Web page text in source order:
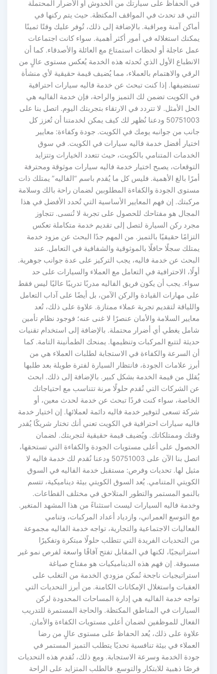
في الحفاظ على سيارتك من الخدوش أو الأضرار المحتملة
التي قد تحدث في المواقف المكتظة. حيث يتم ركنها في
أماكن آمنة ومراقبة. بالإضافة إلى ذلك، تُوفر عليك وقتًا ثمينًا
يمكنك استغلاله في أمور أكثر أهمية. سواء كانت اجتماعات
عمل عاجلة أو لحظات استمتاع مع العائلة والأصدقاء. كما أن
الانطباع الأول الذي تُحدثه هذه الخدمة يُعكس مستوى عالٍ من
الرقي والاهتمام بالعملاء، مما يُضيف قيمة حقيقية لأي منشأة
تستضيفها. إذا كنت تبحث عن خدمة فاليه سيارات احترافية
في الكويت تضمن لك التميز والراحة، فإن خدمة الفاليه هي
الحل الأمثل. لا تتردد في الارتقاء بتجربتك اليوم. اتصل بنا على
50751003 ودعنا نُظهر لك كيف يمكن لخدمتنا أن تُعزز كل
جانب من جوانبه يومك في الكويت. جودة وكفاءة: معايير
اختيار أفضل خدمة فاليه سيارات في الكويت. في سوق
الخدمات المتنامي بالكويت، حيث تتعدد الخيارات وتتزايد
التوقعات، يصبح اختيار خدمة فاليه سيارات موثوقة ومحترفة
أمرًا بالغ الأهمية. فليس كل ما يُقدم باسم “الفاليه” يمتلك ذات
مستوى الجودة والكفاءة المطلوبين لضمان راحة بالك وسلامة
مركبتك. إن فهم المعايير الأساسية التي تُحدد الأفضل في هذا
المجال هو مفتاحك للحصول على تجربة لا تُنسى. تتجاوز
مجرد ركن السيارة لتصل إلى تقديم خدمة متكاملة تعكس
التزامًا حقيقيًا بالتميز. من المهم جدًا البحث عن مزود خدمة
يمتلك سجلًا حافلًا بالموثوقية والشفافية في التعامل. عند
البحث عن خدمة فاليه، يجب التركيز على عدة جوانب جوهرية.
أولًا، الاحترافية في التعامل مع العملاء والسيارات على حد
سواء. يجب أن يكون فريق الفاليه مدربًا تدريبًا عاليًا ليس فقط
على مهارات القيادة والركن الآمن، بل أيضًا على آداب التعامل
واللياقة لتقديم تجربة عملاء ممتازة. علاوة على ذلك، تُعد
معايير السلامة والأمان عنصرًا لا غنى عنه؛ فوجود نظام تأمين
شامل يغطي أي أضرار محتملة. بالإضافة إلى استخدام تقنيات
حديثة لتتبع المركبات وتنظيمها. يمنحك الطمأنينة التامة. كما
أن السرعة والكفاءة في الاستجابة لطلبات العملاء هي من
أبرز علامات الجودة، فانتظار السيارة لفترة طويلة بعد طلبها
يُقلل من قيمة الخدمة بشكل كبير. بالإضافة إلى ذلك. ابحث
عن الشركات التي تُقدم حلولًا مرنة تتناسب مع احتياجاتك
الخاصة، سواء كنت فردًا تبحث عن خدمة لحدث معين، أو
شركة تسعى لتوفير خدمة فاليه دائمة لعملائها. إن اختيار خدمة
فاليه سيارات احترافية في الكويت تعني أنك تختار شريكًا يُقدر
وقتك وممتلكاتك. ويُضيف قيمة حقيقية لتجربتك. لضمان
الحصول على أعلى مستويات الجودة والكفاءة التي تستحقها،
اتصل بنا الآن على 50751003 ودعنا نُقدم لك خدمة فاليه لا
مثيل لها. تحديات وفرص: مستقبل خدمة الفاليه في السوق
الكويتي المتنامي. يُعد السوق الكويتي بيئة ديناميكية، تتسم
بالنمو المستمر والتطور المتلاحق في مختلف القطاعات.
وخدمة فاليه السيارات ليست استثناءً من هذا المشهد المتغير.
مع التوسع العمراني، وازدياد أعداد المركبات، وتنامي
الفعاليات الاجتماعية والتجارية، تواجه خدمة الفاليه مجموعة
من التحديات الفريدة التي تتطلب حلولًا مبتكرة وتفكيرًا
استراتيجيًا، لكنها في المقابل تفتح آفاقًا واسعة لفرص نمو غير
مسبوقة. إن فهم هذه الديناميكيات هو مفتاح صياغة
استراتيجيات ناجحة تُمكن مزودي الخدمة من التغلب على
العقبات واستغلال الإمكانات الكامنة. من أبرز التحديات التي
تواجه خدمة الفاليه هي إدارة المساحات المحدودة لركن
السيارات في المناطق المكتظة. والحاجة المستمرة للتدريب
الفعال للموظفين لضمان أعلى مستويات الكفاءة والأمان.
علاوة على ذلك، يُعد الحفاظ على مستوى عالٍ من رضا
العملاء في بيئة تنافسية تحديًا يتطلب التميز المستمر في
جودة الخدمة وسرعة الاستجابة. ومع ذلك، تُقدم هذه التحديات
فرصًا ذهبية للابتكار والتوسع. فالطلب المتزايد على الراحة